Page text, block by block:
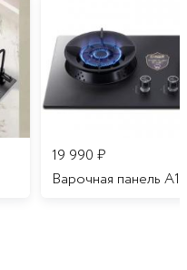
19 990 ₽
Варочная панель A16